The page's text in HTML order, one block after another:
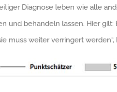
Diagnose leben wie alle
und behandeln lassen. Hier
muss weiter verringert werden“,